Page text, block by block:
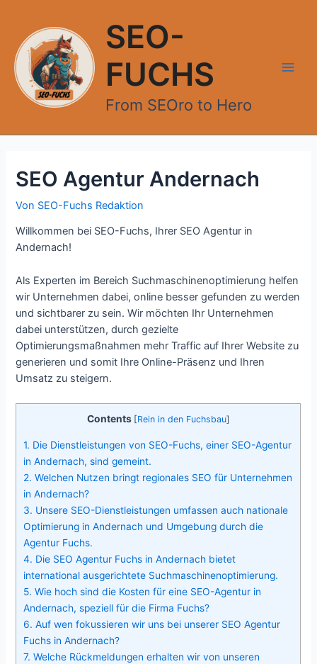
springen
SEO-
FUCHS
From SEOro to Hero
SEO Agentur Andernach
Von SEO-Fuchs Redaktion
Willkommen bei SEO-Fuchs, Ihrer SEO Agentur in
Andernach!
Als Experten im Bereich Suchmaschinenoptimierung helfen
wir Unternehmen dabei, online besser gefunden zu werden
und sichtbarer zu sein. Wir möchten Ihr Unternehmen
dabei unterstützen, durch gezielte
Optimierungsmaßnahmen mehr Traffic auf Ihrer Website zu
generieren und somit Ihre Online-Präsenz und Ihren
Umsatz zu steigern.
Contents [Rein in den Fuchsbau]
1. Die Dienstleistungen von SEO-Fuchs, einer SEO-Agentur
in Andernach, sind gemeint.
2. Welchen Nutzen bringt regionales SEO für Unternehmen
in Andernach?
3. Unsere SEO-Dienstleistungen umfassen auch nationale
Optimierung in Andernach und Umgebung durch die
Agentur Fuchs.
4. Die SEO Agentur Fuchs in Andernach bietet
international ausgerichtete Suchmaschinenoptimierung.
5. Wie hoch sind die Kosten für eine SEO-Agentur in
Andernach, speziell für die Firma Fuchs?
6. Auf wen fokussieren wir uns bei unserer SEO Agentur
Fuchs in Andernach?
7. Welche Rückmeldungen erhalten wir von unseren